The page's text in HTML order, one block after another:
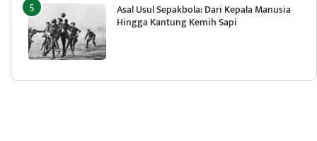
Asal Usul Sepakbola: Dari Kepala Manusia
Hingga Kantung Kemih Sapi